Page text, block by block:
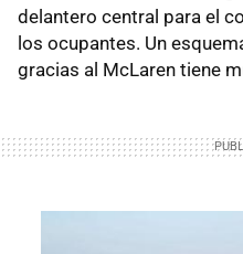
delantero central para el
los ocupantes. Un
gracias al McLaren tiene